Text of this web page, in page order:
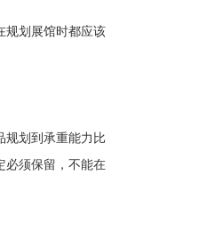
划展馆时都应该
划到承重能力比
必须保留，不能在